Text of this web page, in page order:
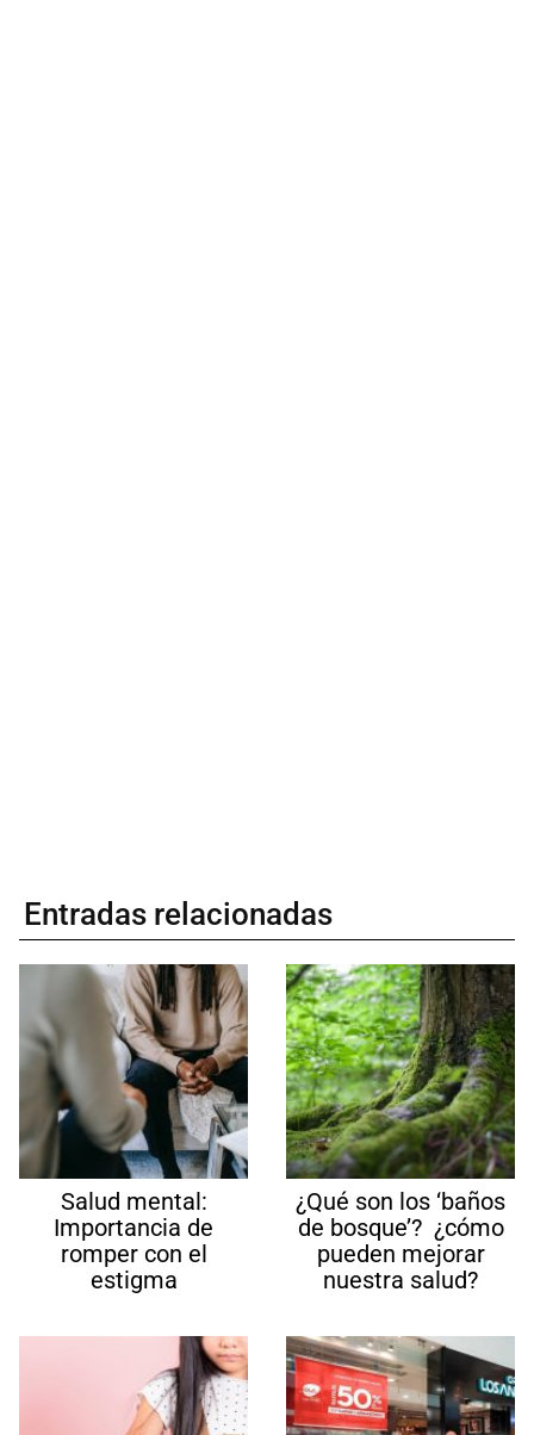
Entradas relacionadas
Salud mental:
Importancia de
romper con el
estigma
¿Qué son los ‘baños
de bosque’? ¿cómo
pueden mejorar
nuestra salud?